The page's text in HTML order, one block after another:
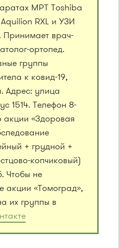
МРТ Toshiba
RXL и УЗИ
Принимает врач-
ортопед.
группы
к ковид-19,
Адрес: улица
1514. Телефон 8-
«Здоровая
+ грудной +
копчиковый)
Чтобы не
акции «Томоград»,
их группы в